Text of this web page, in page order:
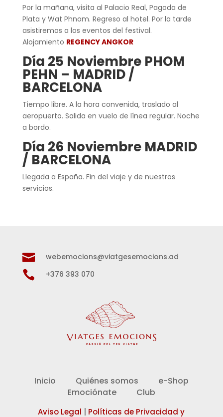
Por la mañana, visita al Palacio Real, Pagoda de
Plata y Wat Phnom. Regreso al hotel. Por la tarde
asistiremos a los eventos del festival.
Alojamiento REGENCY ANGKOR
Día 25 Noviembre PHOM
PEHN – MADRID /
BARCELONA
Tiempo libre. A la hora convenida, traslado al
aeropuerto. Salida en vuelo de línea regular. Noche
a bordo.
Día 26 Noviembre MADRID
/ BARCELONA
Llegada a España. Fin del viaje y de nuestros
servicios.
 webemocions@viatgesemocions.ad
 +376 393 070
Inicio Quiénes somos
e-Shop
Emociónate
Club
Aviso Legal Políticas de Privacidad y